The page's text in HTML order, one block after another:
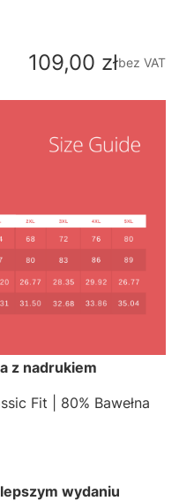
Cena
109,00 złbez VAT
z nadrukiem
Fit | 80% Bawełna
wydaniu